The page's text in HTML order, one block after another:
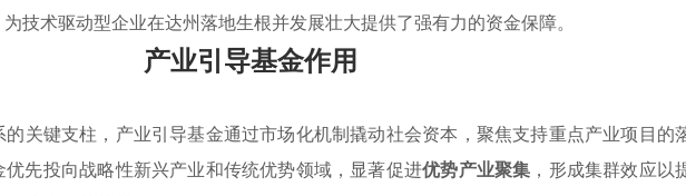
技术驱动型企业在达州落地生根并发展壮大提供了强有力的资金保障。
产业引导基金作用
的关键支柱，产业引导基金通过市场化机制撬动社会资本，聚焦支持重点产业项目的
先投向战略性新兴产业和传统优势领域，显著促进优势产业聚集 ，形成集群效应以